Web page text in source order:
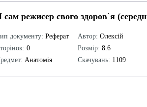
сам режисер свого здоров`я
документу: Реферат
0
Анатомія
Автор: Олексій
Розмір: 8.6
Скачувань: 1109